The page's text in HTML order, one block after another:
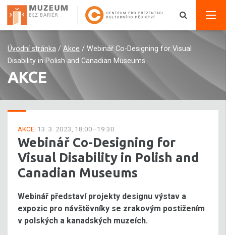
Úvodní stránka / Akce / Webinář Co-Designing for Visual
Disability in Polish and Canadian Museums
AKCE
AKCE: 13. 3. 2023, 18:00–19:30
Webinář Co-Designing for
Visual Disability in Polish and
Canadian Museums
Webinář představí projekty designu výstav a
expozic pro návštěvníky se zrakovým postižením
v polských a kanadských muzeích.